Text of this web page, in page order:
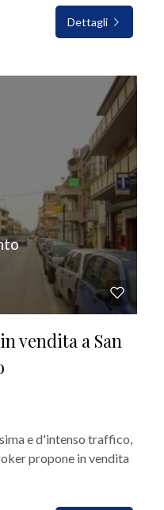
Dettagli
vendita a San
e d'intenso traffico,
propone in vendita